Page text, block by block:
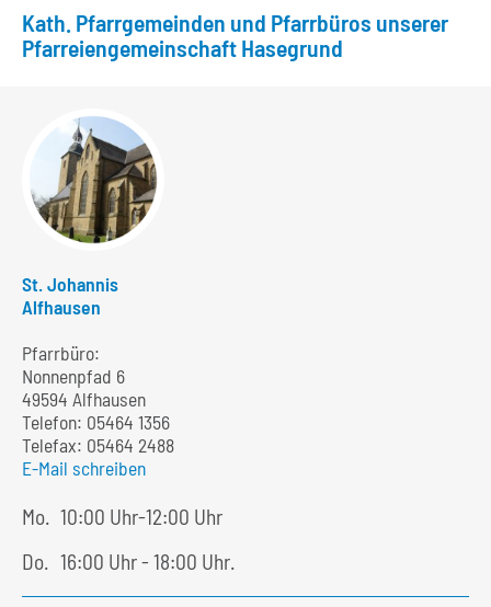
Kath. Pfarrgemeinden und Pfarrbüros unserer
Pfarreiengemeinschaft Hasegrund
St. Johannis
Alfhausen
Pfarrbüro:
Nonnenpfad 6
49594 Alfhausen
Telefon: 05464 1356
Telefax: 05464 2488
E-Mail schreiben
Mo.
10:00 Uhr-12:00 Uhr
Do.
16:00 Uhr - 18:00 Uhr.